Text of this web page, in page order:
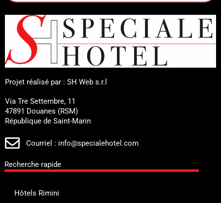
Projet réalisé par : SH Web s.r.l
Via Tre Settembre, 11
47891 Douanes (RSM)
République de Saint-Marin
Courriel : info@specialehotel.com
Recherche rapide
Hôtels Rimini